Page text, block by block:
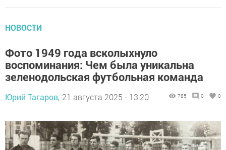
НОВОСТИ
Фото 1949 года всколыхнуло
воспоминания: Чем была уникальна
зеленодольская футбольная команда
Юрий Тагаров, 21 августа 2025 - 13:20 785 0 0